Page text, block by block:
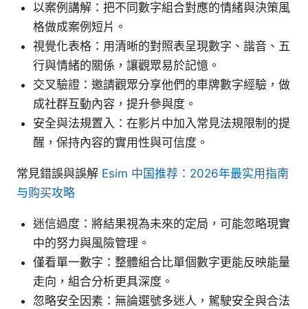
以案例講解：把不同數字組合對應的情緒與決策風
格做成案例短片。
視覺化表格：用清晰的對照表呈現數字、諧音、五
行與情緒的關係，讓觀眾易於記憶。
交叉驗證：邀請觀眾分享他們的車牌數字經驗，做
成社群互動內容，提升參與度。
安全與法規置入：在影片中加入常見法規限制的提
醒，保持內容的實用性與可信度。
常見錯誤與誤解 Esim 中国推荐：2026年最实用指南
与购买攻略
迷信過度：將結果視為未來的定局，可能忽略現實
中的努力與風險管理。
僅看單一數字：整體組合比單個數字更能反映能量
走向，組合分析更具深度。
忽略安全因素：無論選號多迷人，駕駛安全與合法